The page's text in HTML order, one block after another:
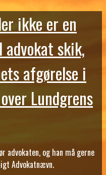
ikke er en
skik,
afgørelse i
Lundgrens
advokaten, og han må gerne
Advokatnævn.